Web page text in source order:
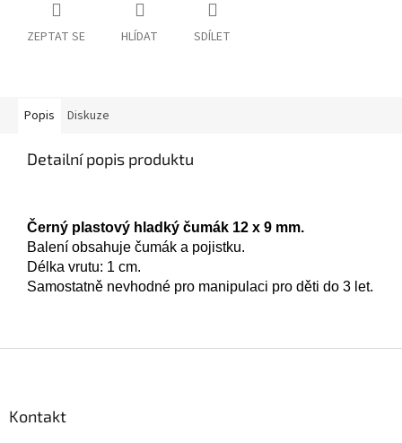
ZEPTAT SE HLÍDAT SDÍLET
Popis Diskuze
Detailní popis produktu
Černý plastový hladký čumák 12 x 9 mm.
Balení obsahuje čumák a pojistku.
Délka vrutu: 1 cm.
Samostatně nevhodné pro manipulaci pro děti do 3 let.
Kontakt